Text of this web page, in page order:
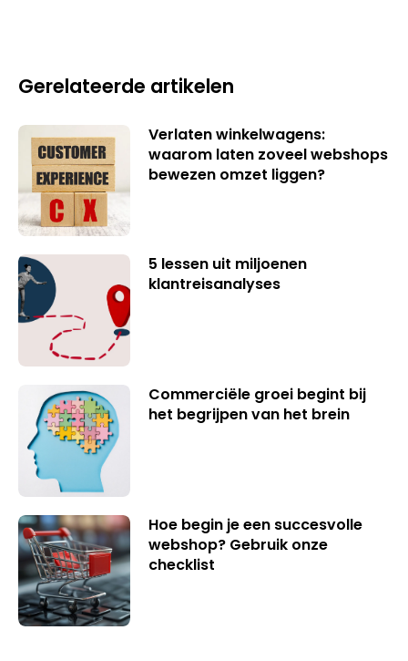
Gerelateerde artikelen
Verlaten winkelwagens:
waarom laten zoveel webshops
bewezen omzet liggen?
5 lessen uit miljoenen
klantreisanalyses
Commerciële groei begint bij
het begrijpen van het brein
Hoe begin je een succesvolle
webshop? Gebruik onze
checklist